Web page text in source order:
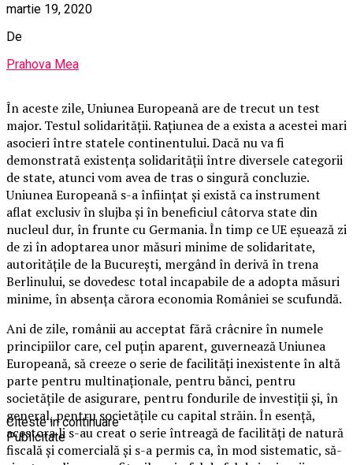
martie 19, 2020
De
Prahova Mea
În aceste zile, Uniunea Europeană are de trecut un test
major. Testul solidarității. Rațiunea de a exista a acestei mari
asocieri între statele continentului. Dacă nu va fi
demonstrată existența solidarității între diversele categorii
de state, atunci vom avea de tras o singură concluzie.
Uniunea Europeană s-a înființat și există ca instrument
aflat exclusiv în slujba și în beneficiul câtorva state din
nucleul dur, în frunte cu Germania. În timp ce UE eșuează zi
de zi în adoptarea unor măsuri minime de solidaritate,
autoritățile de la București, mergând în derivă în trena
Berlinului, se dovedesc total incapabile de a adopta măsuri
minime, în absența cărora economia României se scufundă.
Ani de zile, românii au acceptat fără crâcnire în numele
principiilor care, cel puțin aparent, guvernează Uniunea
Europeană, să creeze o serie de facilități inexistente în altă
parte pentru multinaționale, pentru bănci, pentru
societățile de asigurare, pentru fondurile de investiții și, în
general, pentru societățile cu capital străin. În esență,
acestora li s-au creat o serie întreagă de facilități de natură
fiscală și comercială și s-a permis ca, în mod sistematic, să-
Citeste in continuare
Publicitate